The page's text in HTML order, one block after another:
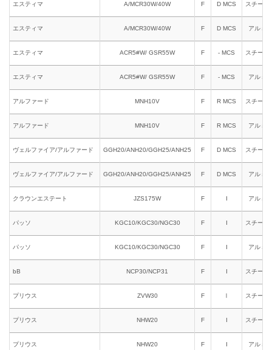
エスティマ A/MCR30W/40W F D MCS スチール
エスティマ A/MCR30W/40W F D MCS アルミ
エスティマ ACR5#W/ GSR55W F - MCS スチール
エスティマ ACR5#W/ GSR55W F - MCS アルミ
アルファード MNH10V F R MCS スチール
アルファード MNH10V F R MCS アルミ
ヴェルファイア/アルファード GGH20/ANH20/GGH25/ANH25 F D MCS スチール
ヴェルファイア/アルファード GGH20/ANH20/GGH25/ANH25 F D MCS アルミ
クラウンエステート JZS175W F I アルミ
パッソ KGC10/KGC30/NGC30 F I スチール
パッソ KGC10/KGC30/NGC30 F I アルミ
bB NCP30/NCP31 F I スチール
プリウス ZVW30 F Ⅰ スチール
プリウス NHW20 F I スチール
プリウス NHW20 F I アルミ